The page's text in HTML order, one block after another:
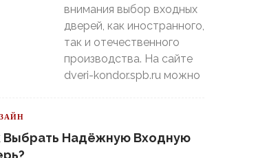
внимания выбор входных
дверей, как иностранного,
так и отечественного
производства. На сайте
dveri-kondor.spb.ru можно
Выбрать Надёжную Входную